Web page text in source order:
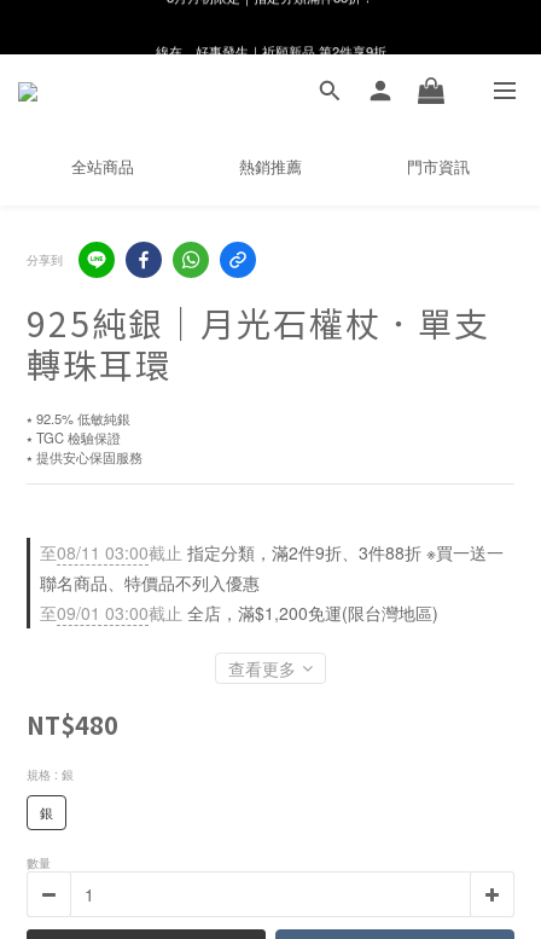
🌸新會員限定🌸註冊送$100購物金
全站商品 熱銷推薦 門市資訊
分享到
925純銀｜月光石權杖．單支
轉珠耳環
⭑ 92.5% 低敏純銀
⭑ TGC 檢驗保證
⭑ 提供安心保固服務
至08/11 03:00截止 指定分類，滿2件9折、3件88折 ※買一送一
聯名商品、特價品不列入優惠
至09/01 03:00截止 全店，滿$1,200免運(限台灣地區)
查看更多
NT$480
規格 : 銀
銀
數量